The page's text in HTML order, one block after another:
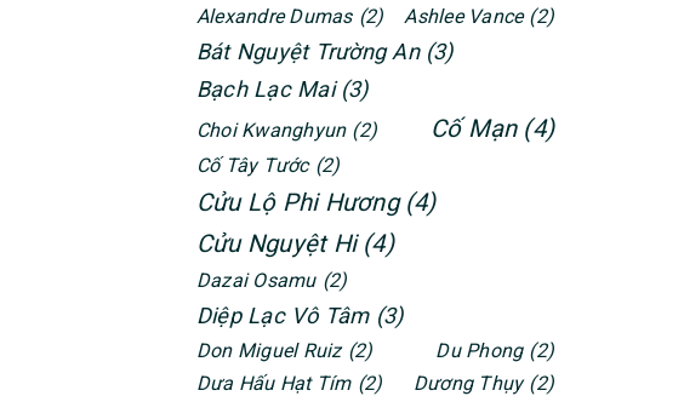
Alexandre Dumas (2) Ashlee Vance (2)
Bát Nguyệt Trường An (3)
Bạch Lạc Mai (3)
Choi Kwanghyun (2) Cố Mạn (4)
Cố Tây Tước (2)
Cửu Lộ Phi Hương (4)
Cửu Nguyệt Hi (4)
Dazai Osamu (2)
Diệp Lạc Vô Tâm (3)
Don Miguel Ruiz (2) Du Phong (2)
Dưa Hấu Hạt Tím (2) Dương Thụy (2)